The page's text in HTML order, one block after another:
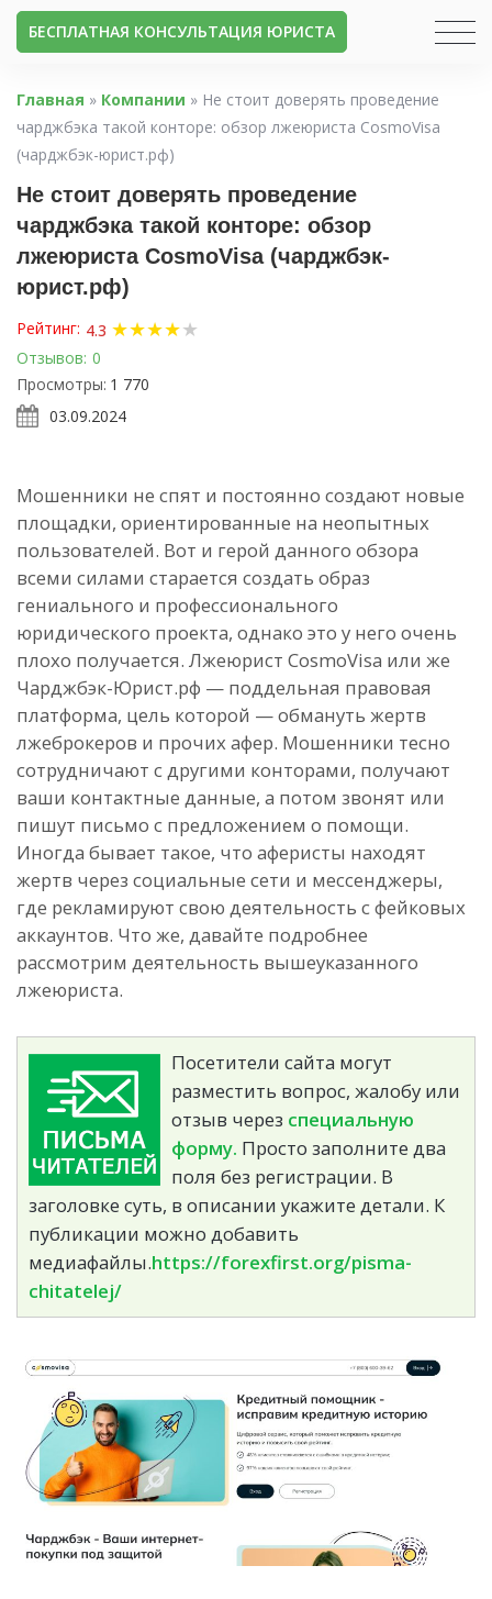
БЕСПЛАТНАЯ КОНСУЛЬТАЦИЯ ЮРИСТА
Главная » Компании » Не стоит доверять проведение
чарджбэка такой конторе: обзор лжеюриста CosmoVisa
(чарджбэк-юрист.рф)
Не стоит доверять проведение
чарджбэка такой конторе: обзор
лжеюриста CosmoVisa (чарджбэк-
юрист.рф)
Рейтинг: 4.3 ★★★★★
Отзывов: 0
Просмотры: 1 770
03.09.2024
Мошенники не спят и постоянно создают новые
площадки, ориентированные на неопытных
пользователей. Вот и герой данного обзора
всеми силами старается создать образ
гениального и профессионального
юридического проекта, однако это у него очень
плохо получается. Лжеюрист CosmoVisa или же
Чарджбэк-Юрист.рф — поддельная правовая
платформа, цель которой — обмануть жертв
лжеброкеров и прочих афер. Мошенники тесно
сотрудничают с другими конторами, получают
ваши контактные данные, а потом звонят или
пишут письмо с предложением о помощи.
Иногда бывает такое, что аферисты находят
жертв через социальные сети и мессенджеры,
где рекламируют свою деятельность с фейковых
аккаунтов. Что же, давайте подробнее
рассмотрим деятельность вышеуказанного
лжеюриста.
Посетители сайта могут
разместить вопрос, жалобу или
отзыв через специальную
форму. Просто заполните два
поля без регистрации. В
заголовке суть, в описании укажите детали. К
публикации можно добавить
медиафайлы.https://forexfirst.org/pisma-
chitatelej/